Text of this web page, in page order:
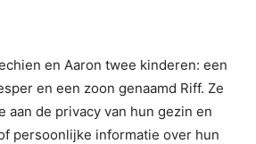
en Aaron twee kinderen: een
en een zoon genaamd Riff. Ze
aan de privacy van hun gezin en
persoonlijke informatie over hun